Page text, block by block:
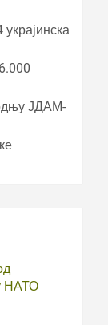
ЈДАМ-
НАТО